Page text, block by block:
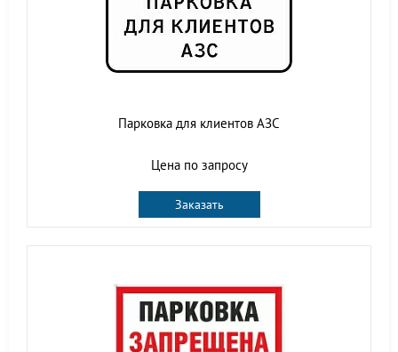
Парковка для клиентов АЗС
Цена по запросу
Заказать